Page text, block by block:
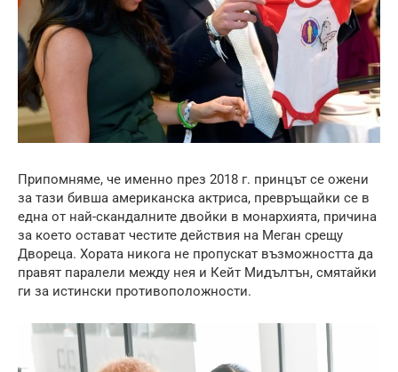
Припомняме, че именно през 2018 г. принцът се ожени
за тази бивша американска актриса, превръщайки се в
една от най-скандалните двойки в монархията, причина
за което остават честите действия на Меган срещу
Двореца. Хората никога не пропускат възможността да
правят паралели между нея и Кейт Мидълтън, смятайки
ги за истински противоположности.